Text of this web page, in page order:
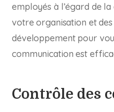
employés à l’égard de
votre organisation et
développement pour
communication est
Contrôle des